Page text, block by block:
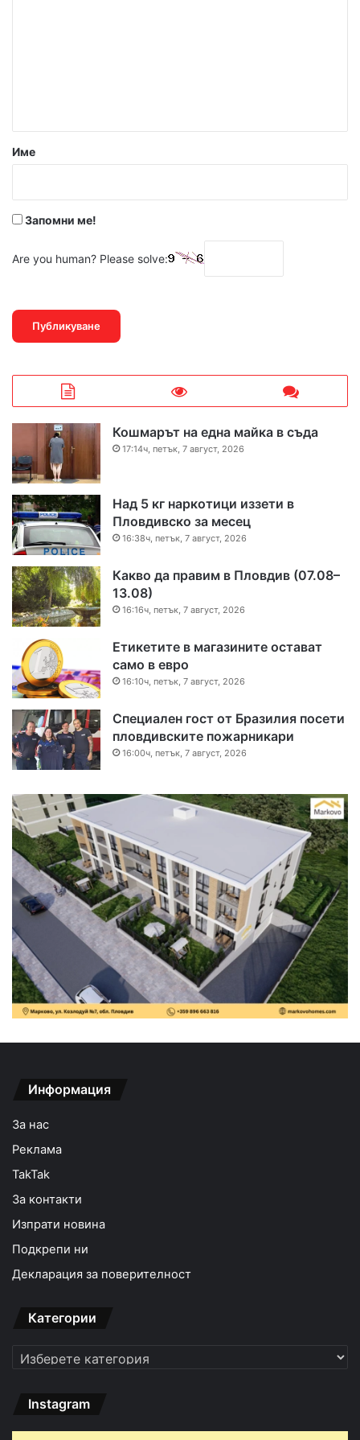
р
Име
Запомни ме!
Are you human? Please solve:
Кошмарът на една майка в съда
17:14ч, петък, 7 август, 2026
Над 5 кг наркотици иззети в
Пловдивско за месец
16:38ч, петък, 7 август, 2026
Какво да правим в Пловдив (07.08–
13.08)
16:16ч, петък, 7 август, 2026
Етикетите в магазините остават
само в евро
16:10ч, петък, 7 август, 2026
Специален гост от Бразилия посети
пловдивските пожарникари
16:00ч, петък, 7 август, 2026
Информация
За нас
Реклама
TakTak
За контакти
Изпрати новина
Подкрепи ни
Декларация за поверителност
Категории
Категории
Instagram